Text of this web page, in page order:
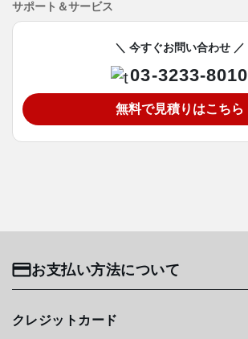
サポート＆サービス
＼ 今すぐお問い合わせ ／
03-3233-8010
無料で見積りはこちら
お支払い方法について
クレジットカード